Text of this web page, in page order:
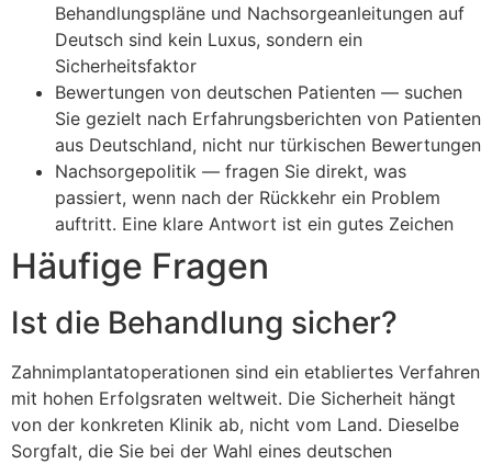
Behandlungspläne und Nachsorgeanleitungen auf
Deutsch sind kein Luxus, sondern ein
Sicherheitsfaktor
Bewertungen von deutschen Patienten — suchen
Sie gezielt nach Erfahrungsberichten von Patienten
aus Deutschland, nicht nur türkischen Bewertungen
Nachsorgepolitik — fragen Sie direkt, was
passiert, wenn nach der Rückkehr ein Problem
auftritt. Eine klare Antwort ist ein gutes Zeichen
Häufige Fragen
Ist die Behandlung sicher?
Zahnimplantatoperationen sind ein etabliertes Verfahren
mit hohen Erfolgsraten weltweit. Die Sicherheit hängt
von der konkreten Klinik ab, nicht vom Land. Dieselbe
Sorgfalt, die Sie bei der Wahl eines deutschen